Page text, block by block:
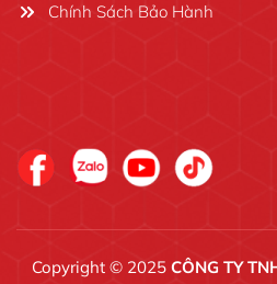
Chính Sách Bảo Hành
Copyright © 2025 CÔNG TY